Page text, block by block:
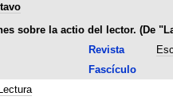
sobre la actio del lector. (De
Revista
Fascículo
Lectura